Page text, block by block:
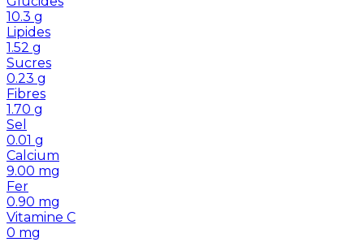
10.3 g
Lipides
1.52 g
Sucres
0.23 g
Fibres
1.70 g
Sel
0.01 g
Calcium
9.00 mg
Fer
0.90 mg
Vitamine C
0 mg